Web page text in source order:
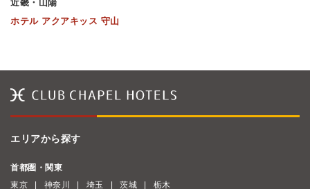
近畿・山陽
ホテル アクアキッス 守山
エリアから探す
首都圏・関東
東京
神奈川 埼玉 茨城 栃木